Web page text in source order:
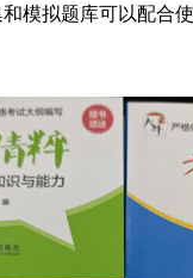
模拟题库可以配合